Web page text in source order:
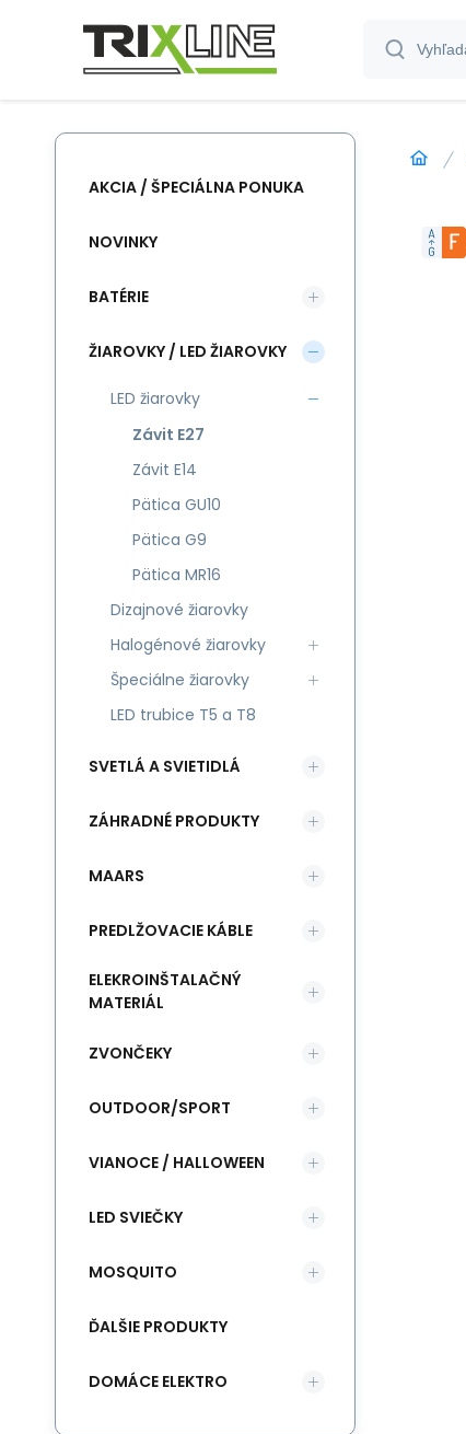
AKCIA / ŠPECIÁLNA PONUKA
NOVINKY
BATÉRIE
ŽIAROVKY / LED ŽIAROVKY
LED žiarovky
Závit E27
Závit E14
Pätica GU10
Pätica G9
Pätica MR16
Dizajnové žiarovky
Halogénové žiarovky
Špeciálne žiarovky
LED trubice T5 a T8
SVETLÁ A SVIETIDLÁ
ZÁHRADNÉ PRODUKTY
MAARS
PREDLŽOVACIE KÁBLE
ELEKROINŠTALAČNÝ
MATERIÁL
ZVONČEKY
OUTDOOR/SPORT
VIANOCE / HALLOWEEN
LED SVIEČKY
MOSQUITO
ĎALŠIE PRODUKTY
DOMÁCE ELEKTRO